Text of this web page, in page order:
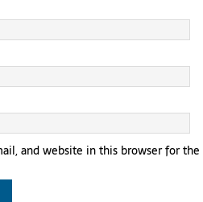
and website in this browser for